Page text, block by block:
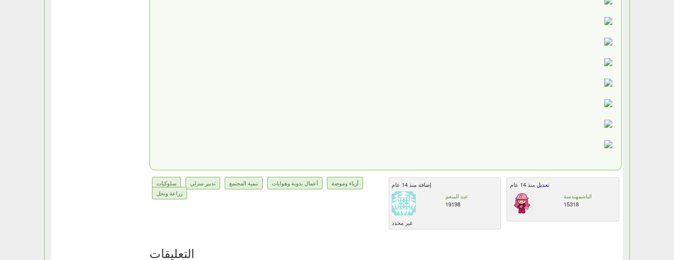
أزياء وموضة أعمال يدوية وهوايات تنمية المجتمع تدبير منزلي
سلوكيات
زراعة ونحل
إضافة منذ 14 عام
عبد المنعم
19198
غير محدد
تعديل منذ 14 عام
الباشمهندسة
15318
التعليقات